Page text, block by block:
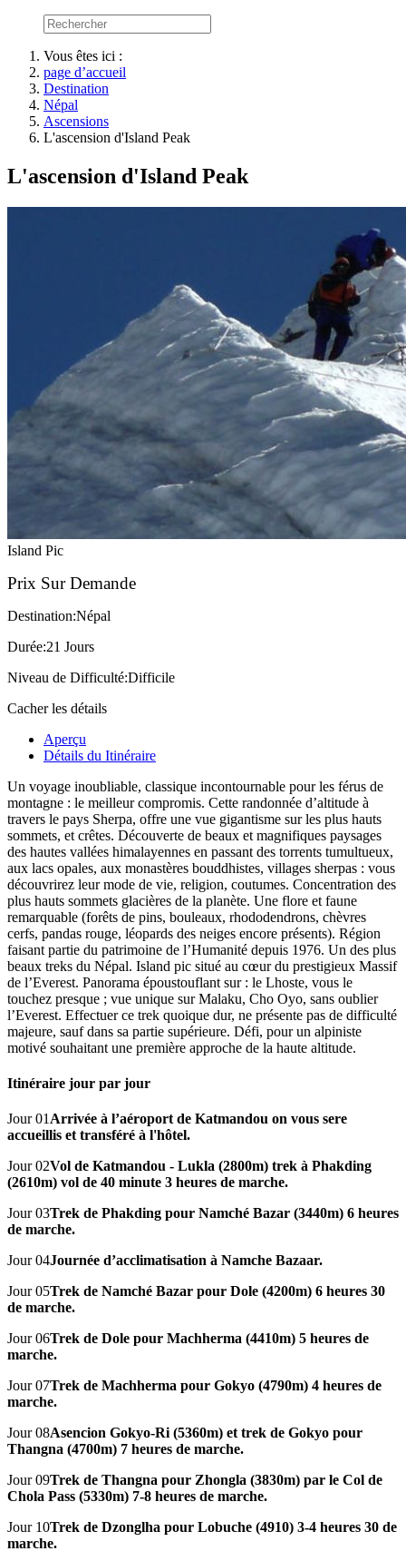
Vous êtes ici :
page d’accueil
Destination
Népal
Ascensions
L'ascension d'Island Peak
L'ascension d'Island Peak
Island Pic
Prix Sur Demande
Destination:Népal
Durée:21 Jours
Niveau de Difficulté:Difficile
Cacher les détails
Aperçu
Détails du Itinéraire
Un voyage inoubliable, classique incontournable pour les férus de
montagne : le meilleur compromis. Cette randonnée d’altitude à
travers le pays Sherpa, offre une vue gigantisme sur les plus hauts
sommets, et crêtes. Découverte de beaux et magnifiques paysages
des hautes vallées himalayennes en passant des torrents tumultueux,
aux lacs opales, aux monastères bouddhistes, villages sherpas : vous
découvrirez leur mode de vie, religion, coutumes. Concentration des
plus hauts sommets glacières de la planète. Une flore et faune
remarquable (forêts de pins, bouleaux, rhododendrons, chèvres
cerfs, pandas rouge, léopards des neiges encore présents). Région
faisant partie du patrimoine de l’Humanité depuis 1976. Un des plus
beaux treks du Népal. Island pic situé au cœur du prestigieux Massif
de l’Everest. Panorama époustouflant sur : le Lhoste, vous le
touchez presque ; vue unique sur Malaku, Cho Oyo, sans oublier
l’Everest. Effectuer ce trek quoique dur, ne présente pas de difficulté
majeure, sauf dans sa partie supérieure. Défi, pour un alpiniste
motivé souhaitant une première approche de la haute altitude.
Itinéraire jour par jour
Jour 01 Arrivée à l’aéroport de Katmandou on vous sere
accueillis et transféré à l'hôtel.
Jour 02Vol de Katmandou - Lukla (2800m) trek à Phakding
(2610m) vol de 40 minute 3 heures de marche.
Jour 03Trek de Phakding pour Namché Bazar (3440m) 6 heures
de marche.
Jour 04Journée d’acclimatisation à Namche Bazaar.
Jour 05Trek de Namché Bazar pour Dole (4200m) 6 heures 30
de marche.
Jour 06Trek de Dole pour Machherma (4410m) 5 heures de
marche.
Jour 07Trek de Machherma pour Gokyo (4790m) 4 heures de
marche.
Jour 08Asencion Gokyo-Ri (5360m) et trek de Gokyo pour
Thangna (4700m) 7 heures de marche.
Jour 09Trek de Thangna pour Zhongla (3830m) par le Col de
Chola Pass (5330m) 7-8 heures de marche.
Jour 10Trek de Dzonglha pour Lobuche (4910) 3-4 heures 30 de
marche.